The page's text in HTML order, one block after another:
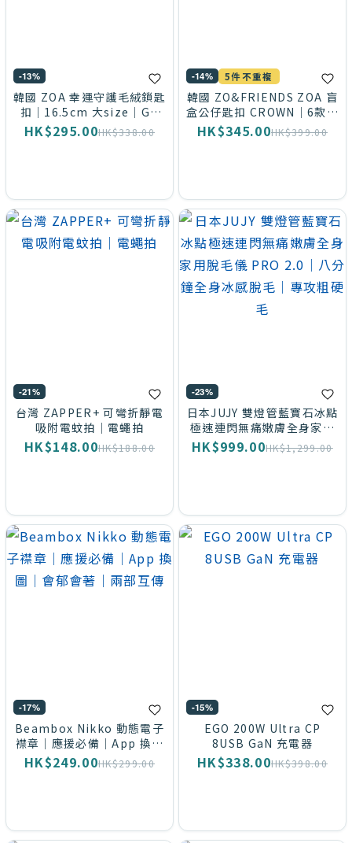
-13%
韓國 ZOA 幸運守護毛絨鎖匙
扣｜16.5cm 大size｜GD
愛貓 ZO&FRIENDS
HK$295.00HK$338.00
-14% 5件不重複
韓國 ZO&FRIENDS ZOA 盲
盒公仔匙扣 CROWN｜6款隨
機｜GD愛貓潮玩
HK$345.00HK$399.00
-21%
台灣 ZAPPER+ 可彎折靜電
吸附電蚊拍｜電蠅拍
HK$148.00HK$188.00
-23%
日本JUJY 雙燈管藍寶石冰點
極速連閃無痛嫩膚全身家用
脫毛儀 PRO 2.0｜八分鐘全
身冰感脫毛｜專攻粗硬毛
HK$999.00HK$1,299.00
-17%
Beambox Nikko 動態電子
襟章｜應援必備｜App 換圖
｜會郁會著｜兩部互傳
HK$249.00HK$299.00
-15%
EGO 200W Ultra CP
8USB GaN 充電器
HK$338.00HK$398.00